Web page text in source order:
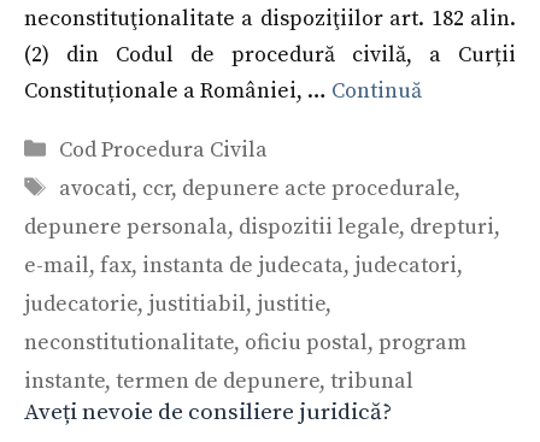
neconstituţionalitate a dispoziţiilor art. 182 alin.
(2) din Codul de procedură civilă, a Curții
Constituționale a României, … Continuă
Categorii
Cod Procedura Civila
Etichete
avocati, ccr, depunere acte procedurale,
depunere personala, dispozitii legale, drepturi,
e-mail, fax, instanta de judecata, judecatori,
judecatorie, justitiabil, justitie,
neconstitutionalitate, oficiu postal, program
instante, termen de depunere, tribunal
Aveți nevoie de consiliere juridică?